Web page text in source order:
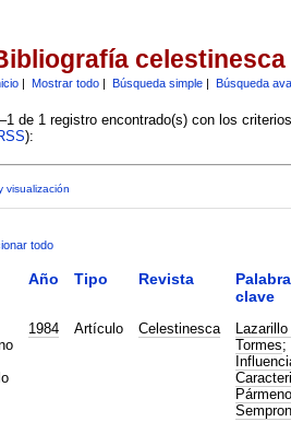
celestinesca
| Mostrar todo| Búsqueda simple| Búsqueda
de 1 registro encontrado(s) con los
):
visualización
todo
Año Tipo Revista
clave
1984 Artículo Celestinesca
Tormes;
Pármeno